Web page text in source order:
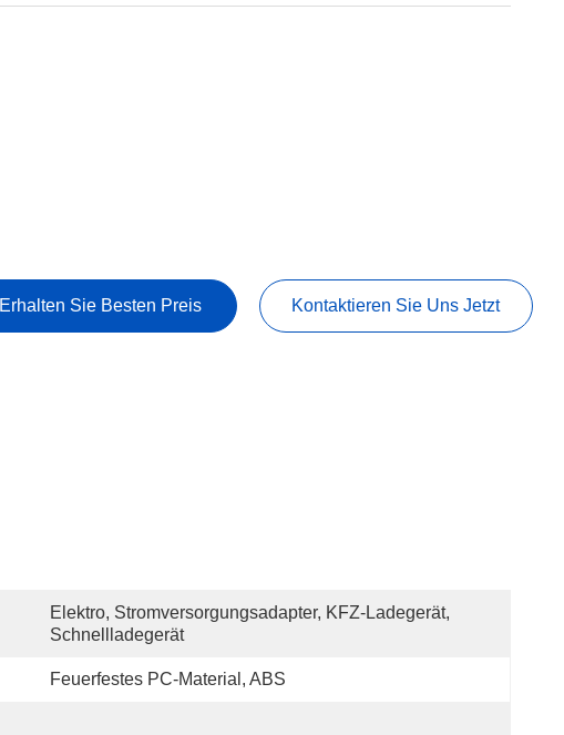
Erhalten Sie Besten Preis Kontaktieren Sie Uns Jetzt
Elektro, Stromversorgungsadapter, KFZ-Ladegerät,
Schnellladegerät
Feuerfestes PC-Material, ABS